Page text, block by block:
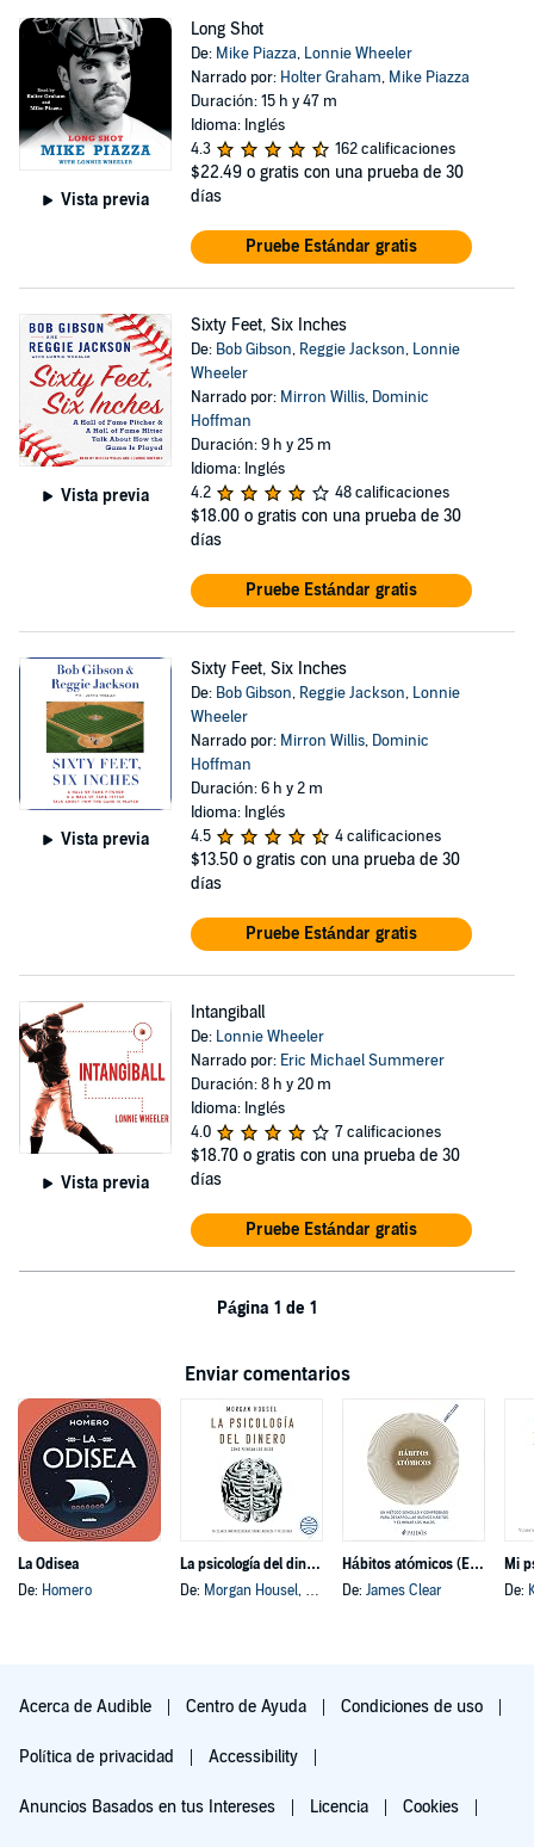
Vista previa
Long Shot
De: Mike Piazza, Lonnie Wheeler
Narrado por: Holter Graham, Mike Piazza
Duración: 15 h y 47 m
Idioma: Inglés
4.3
162 calificaciones
$22.49 o gratis con una prueba de 30
días
Pruebe Estándar gratis
Vista previa
Sixty Feet, Six Inches
De: Bob Gibson, Reggie Jackson, Lonnie
Wheeler
Narrado por: Mirron Willis, Dominic
Hoffman
Duración: 9 h y 25 m
Idioma: Inglés
4.2
48 calificaciones
$18.00 o gratis con una prueba de 30
días
Pruebe Estándar gratis
Vista previa
Sixty Feet, Six Inches
De: Bob Gibson, Reggie Jackson, Lonnie
Wheeler
Narrado por: Mirron Willis, Dominic
Hoffman
Duración: 6 h y 2 m
Idioma: Inglés
4.5
4 calificaciones
$13.50 o gratis con una prueba de 30
días
Pruebe Estándar gratis
Vista previa
Intangiball
De: Lonnie Wheeler
Narrado por: Eric Michael Summerer
Duración: 8 h y 20 m
Idioma: Inglés
4.0
7 calificaciones
$18.70 o gratis con una prueba de 30
días
Pruebe Estándar gratis
Página 1 de 1
Enviar comentarios
La Odisea
De: Homero
La psicología del dinero
De: Morgan Housel, y otros
Hábitos atómicos (Español neutro)
De: James Clear
Mi
De:
Acerca de Audible Centro de Ayuda Condiciones de uso
Política de privacidad Accessibility
Anuncios Basados en tus Intereses Licencia Cookies